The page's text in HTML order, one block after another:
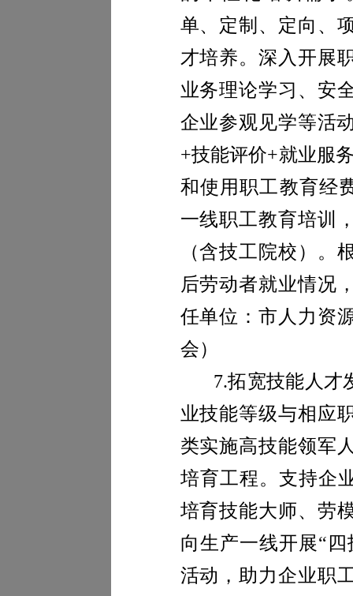
单、定制、定向、
才培养。深入开展
业务理论学习、安
企业参观见学等活
+技能评价+就业服
和使用职工教育经
一线职工教育培训
（含技工院校）。
后劳动者就业情况
任单位：市人力资
会）
7.拓宽技能人才
业技能等级与相应
类实施高技能领军
培育工程。支持企
培育技能大师、劳
向生产一线开展“
活动，助力企业职